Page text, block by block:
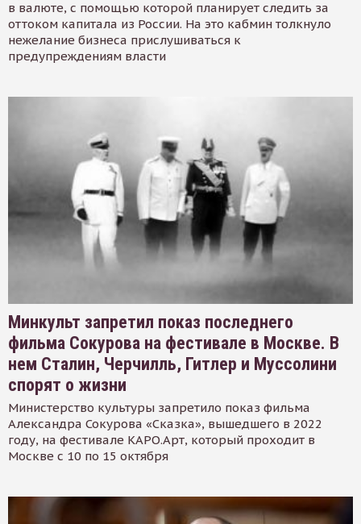
в валюте, с помощью которой планирует следить за
оттоком капитала из России. На это кабмин толкнуло
нежелание бизнеса прислушиваться к
предупреждениям власти
Минкульт запретил показ последнего
фильма Сокурова на фестивале в Москве. В
нем Сталин, Черчилль, Гитлер и Муссолини
спорят о жизни
Министерство культуры запретило показ фильма
Александра Сокурова «Сказка», вышедшего в 2022
году, на фестивале КАРО.Арт, который проходит в
Москве с 10 по 15 октября